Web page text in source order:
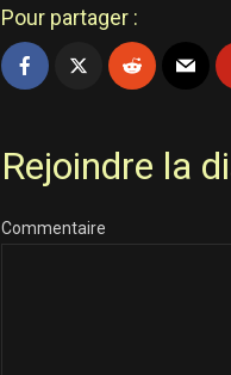
Pour partager :
Rejoindre la
Commentaire